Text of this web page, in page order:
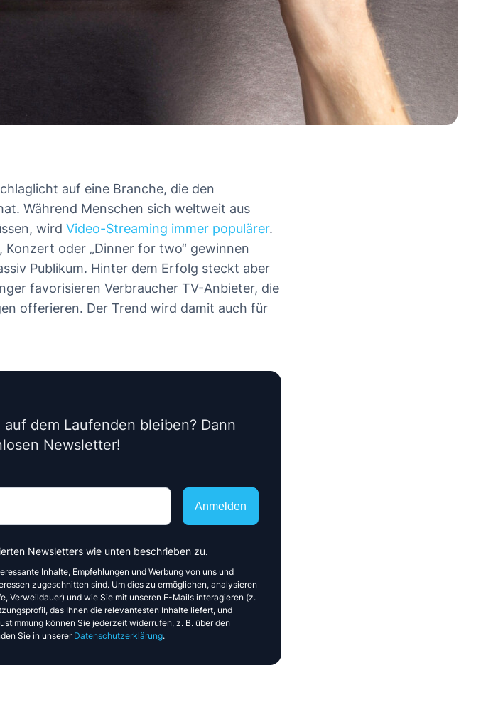
auf eine Branche, die den
Während Menschen sich weltweit aus
wird Video-Streaming immer populärer.
Konzert oder „Dinner for two“ gewinnen
Publikum. Hinter dem Erfolg steckt aber
favorisieren Verbraucher TV-Anbieter, die
offerieren. Der Trend wird damit auch für
dem Laufenden bleiben? Dann
Newsletter!
Anmelden
Newsletters wie unten beschrieben zu.
Inhalte, Empfehlungen und Werbung von uns und
zugeschnitten sind. Um dies zu ermöglichen, analysieren
Verweildauer) und wie Sie mit unseren E-Mails interagieren (z.
das Ihnen die relevantesten Inhalte liefert, und
können Sie jederzeit widerrufen, z. B. über den
Sie in unsererDatenschutzerklärung.